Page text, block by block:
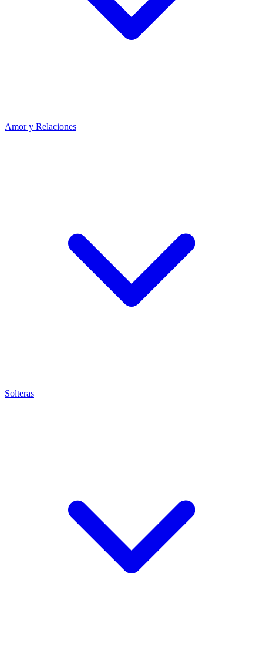
Amor y Relaciones
Solteras